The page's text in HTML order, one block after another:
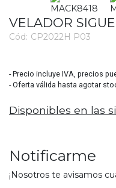
VELADOR
Cód: CP2022H P03
- Precio incluye IVA, precios
- Oferta válida hasta agotar
Disponibles en las
Notificarme
¡Nosotros te avisamos